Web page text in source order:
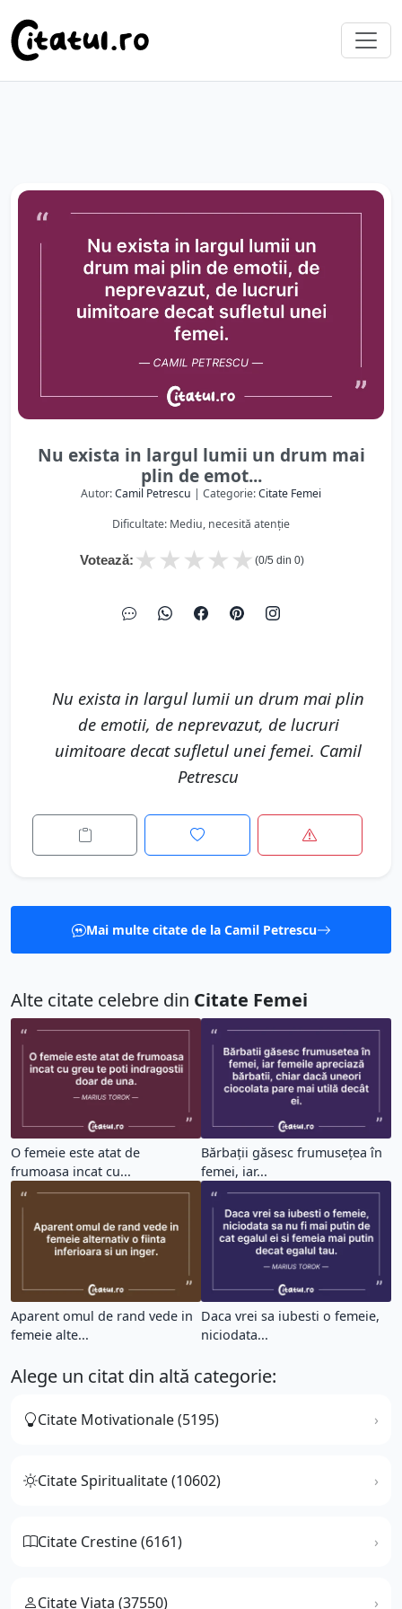
Nu exista in largul lumii un drum mai
plin de emot...
Autor:Camil Petrescu | Categorie:Citate Femei
Dificultate: Mediu, necesită atenție
Votează: ★
★
★
★
★ (0/5 din 0)
Nu exista in largul lumii un drum mai plin
de emotii, de neprevazut, de lucruri
uimitoare decat sufletul unei femei. Camil
Petrescu
Mai multe citate de la Camil Petrescu
Alte citate celebre din Citate Femei
O femeie este atat de
frumoasa incat cu...
Bărbații găsesc frumusețea în
femei, iar...
Aparent omul de rand vede in
femeie alte...
Daca vrei sa iubesti o femeie,
niciodata...
Alege un citat din altă categorie:
Citate Motivationale (5195)
Citate Spiritualitate (10602)
Citate Crestine (6161)
Citate Viata (37550)